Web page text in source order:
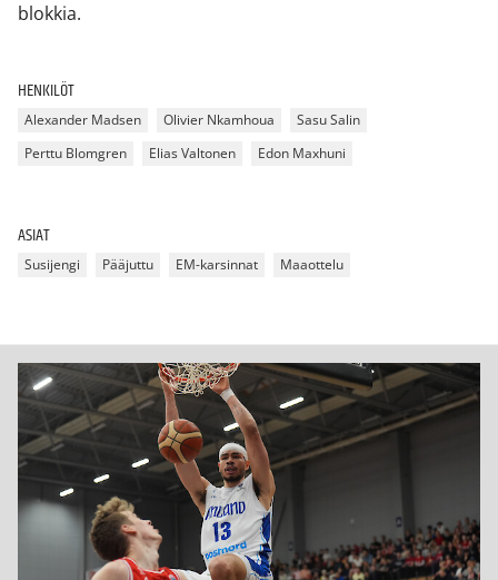
blokkia.
HENKILÖT
Alexander Madsen Olivier Nkamhoua
Sasu Salin
Perttu Blomgren
Elias Valtonen Edon Maxhuni
ASIAT
Susijengi Pääjuttu EM-karsinnat Maaottelu